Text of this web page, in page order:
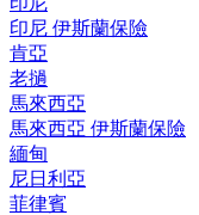
印尼 伊斯蘭保險
肯亞
老撾
馬來西亞
馬來西亞 伊斯蘭保險
緬甸
尼日利亞
菲律賓